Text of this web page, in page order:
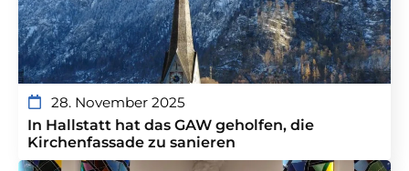
28. November 2025
In Hallstatt hat das GAW geholfen, die
Kirchenfassade zu sanieren